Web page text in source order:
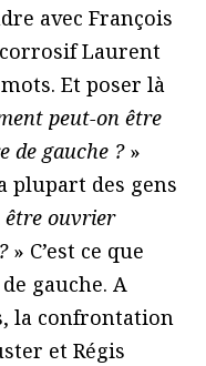
avec François
Laurent
Et poser là
peut-on être
de gauche ? »
plupart des gens
être ouvrier
» C’est ce que
gauche. A
la confrontation
et Régis